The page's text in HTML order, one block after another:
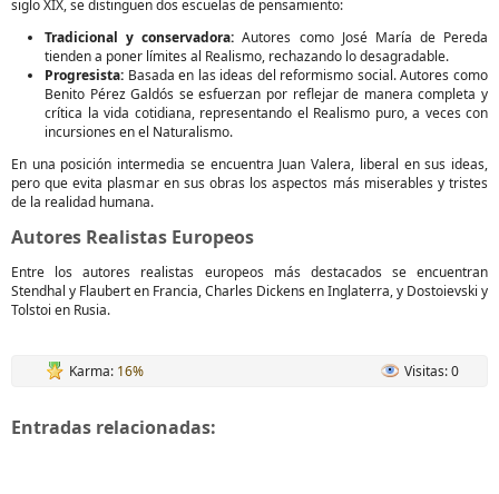
siglo XIX, se distinguen dos escuelas de pensamiento:
Tradicional y conservadora: Autores como José María de Pereda
tienden a poner límites al Realismo, rechazando lo desagradable.
Progresista: Basada en las ideas del reformismo social. Autores como
Benito Pérez Galdós se esfuerzan por reflejar de manera completa y
crítica la vida cotidiana, representando el Realismo puro, a veces con
incursiones en el Naturalismo.
En una posición intermedia se encuentra Juan Valera, liberal en sus ideas,
pero que evita plasmar en sus obras los aspectos más miserables y tristes
de la realidad humana.
Autores Realistas Europeos
Entre los autores realistas europeos más destacados se encuentran
Stendhal y Flaubert en Francia, Charles Dickens en Inglaterra, y Dostoievski y
Tolstoi en Rusia.
Karma: 16% Visitas: 0
Entradas relacionadas: